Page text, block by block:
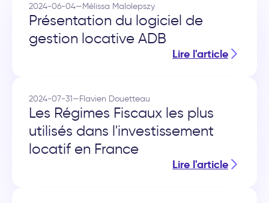
2024-06-04—Mélissa Malolepszy
Présentation du logiciel de
gestion locative ADB
Lire l'article
2024-07-31—Flavien Douetteau
Les Régimes Fiscaux les plus
utilisés dans l'investissement
locatif en France
Lire l'article